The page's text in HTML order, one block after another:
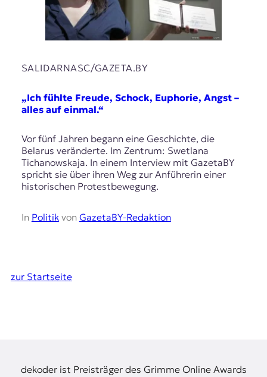
SALIDARNASC/GAZETA.BY
„Ich fühlte Freude, Schock, Euphorie, Angst –
alles auf einmal.“
Vor fünf Jahren begann eine Geschichte, die
Belarus veränderte. Im Zentrum: Swetlana
Tichanowskaja. In einem Interview mit GazetaBY
spricht sie über ihren Weg zur Anführerin einer
historischen Protestbewegung.
In Politikvon GazetaBY-Redaktion
zur Startseite
dekoder ist Preisträger des Grimme Online Awards